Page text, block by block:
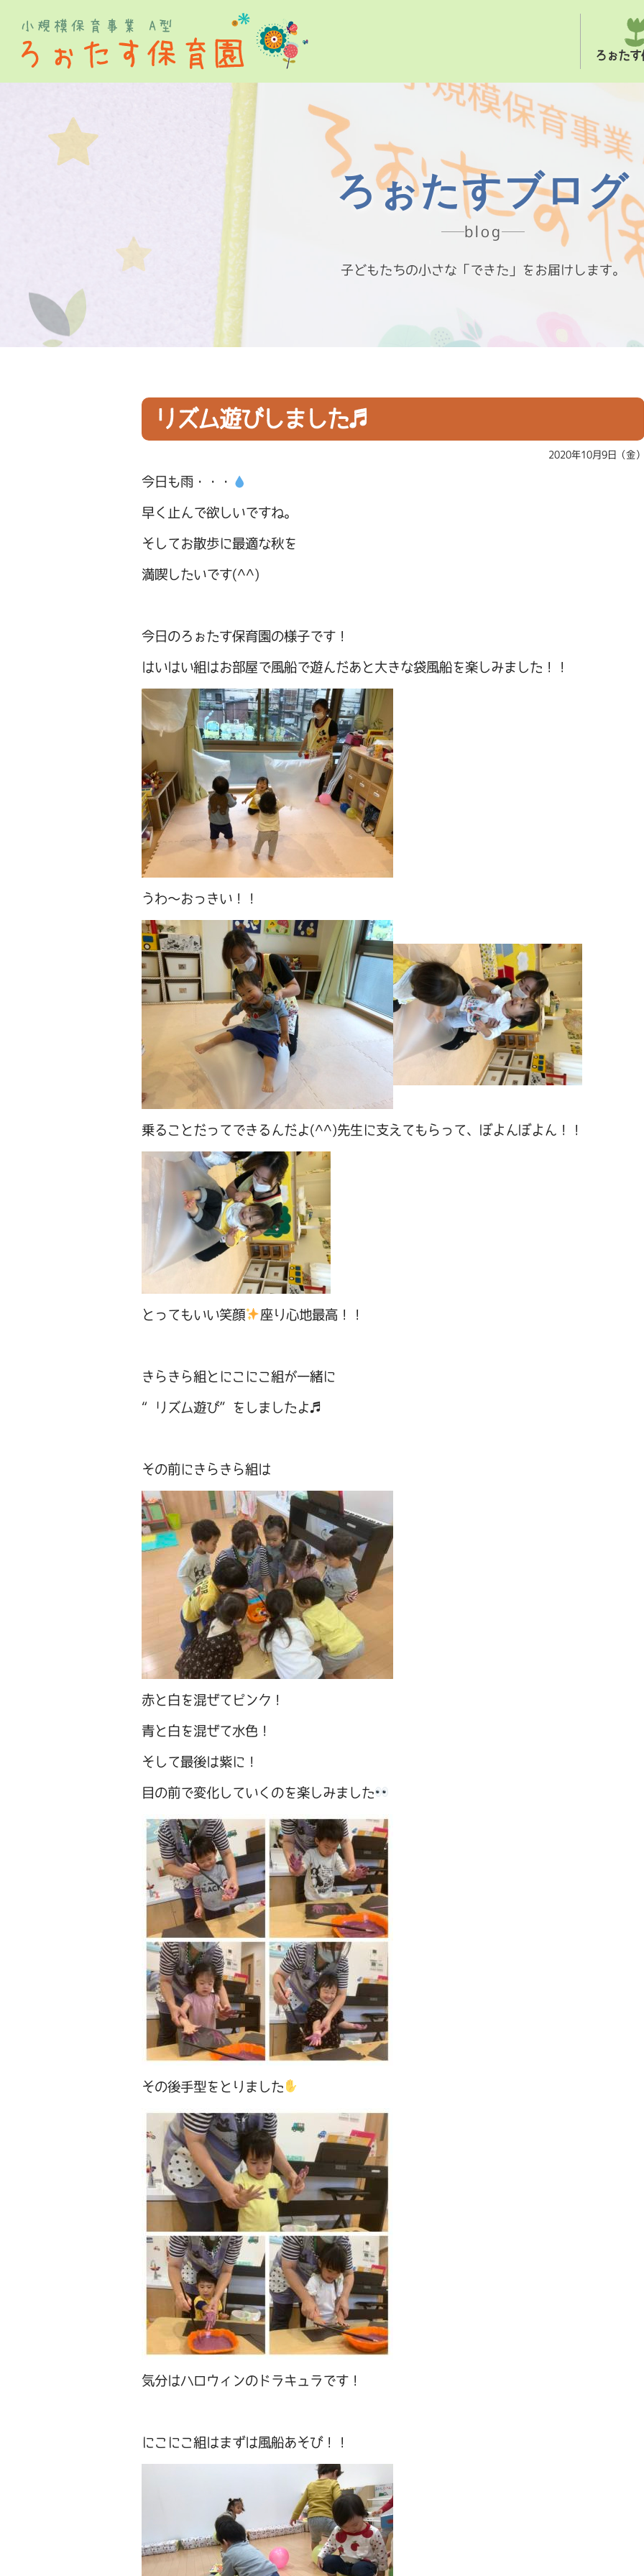
ろぉたす
ろぉたすブログ
blog
子どもたちの小さな「できた」をお届けします。
リズム遊びしました♬
2020年10月9日（金）
今日も雨・・・
早く止んで欲しいですね。
そしてお散歩に最適な秋を
満喫したいです(^^)
今日のろぉたす保育園の様子です！
はいはい組はお部屋で風船で遊んだあと大きな袋風船を楽しみました！！
うわ～おっきい！！
乗ることだってできるんだよ(^^)先生に支えてもらって、ぼよんぼよん！！
とってもいい笑顔 座り心地最高！！
きらきら組とにこにこ組が一緒に
“リズム遊び”をしましたよ♬
その前にきらきら組は
赤と白を混ぜてピンク！
青と白を混ぜて水色！
そして最後は紫に！
目の前で変化していくのを楽しみました
その後手型をとりました
気分はハロウィンのドラキュラです！
にこにこ組はまずは風船あそび！！